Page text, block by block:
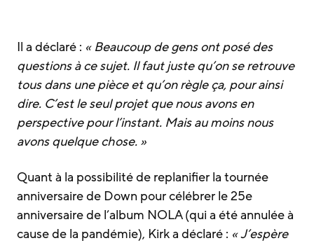
Il a déclaré : « Beaucoup de gens ont posé des
questions à ce sujet. Il faut juste qu’on se retrouve
tous dans une pièce et qu’on règle ça, pour ainsi
dire. C’est le seul projet que nous avons en
perspective pour l’instant. Mais au moins nous
avons quelque chose. »
Quant à la possibilité de replanifier la tournée
anniversaire de Down pour célébrer le 25e
anniversaire de l’album NOLA (qui a été annulée à
cause de la pandémie), Kirk a déclaré : « J’espère